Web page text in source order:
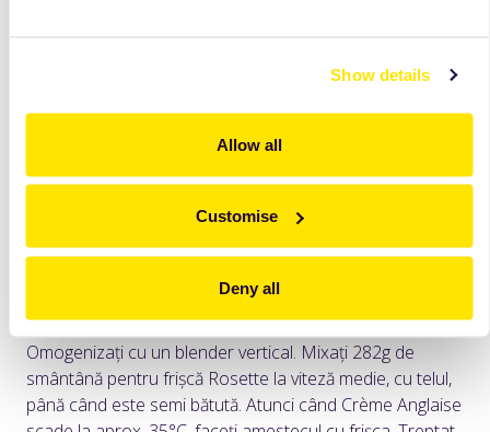
Show details
Allow all
Customise
Deny all
Hidratați gelatina în apă rece. Amestecați gălbenușurile
câte puțin, amestecând constant. Gătiți, la foc mic,
amestecând constant cu o lingură de silicon, până
“îmbracă” lingura și urma degetului rămâne curată. Luați
de pe foc și adăugați gelatina bine scursă de apă.
Omogenizați cu un blender vertical. Mixați 282g de
smântână pentru frișcă Rosette la viteză medie, cu telul,
până când este semi bătută. Atunci când Crème Anglaise